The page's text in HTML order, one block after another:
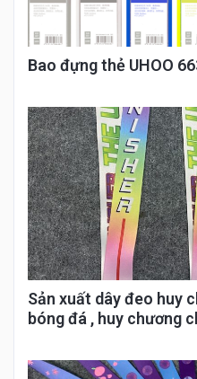
Bao đựng thẻ UHOO
Sản xuất dây đeo huy
bóng đá , huy chương